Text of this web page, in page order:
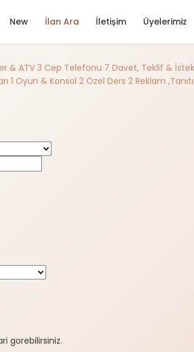
New İlan Ara İletişim Üyelerimiz
& ATV3 Cep Telefonu 7 Davet, Teklif & İstek
1 Oyun & Konsol 2 Özel Ders 2 Reklam
gorebilirsiniz.